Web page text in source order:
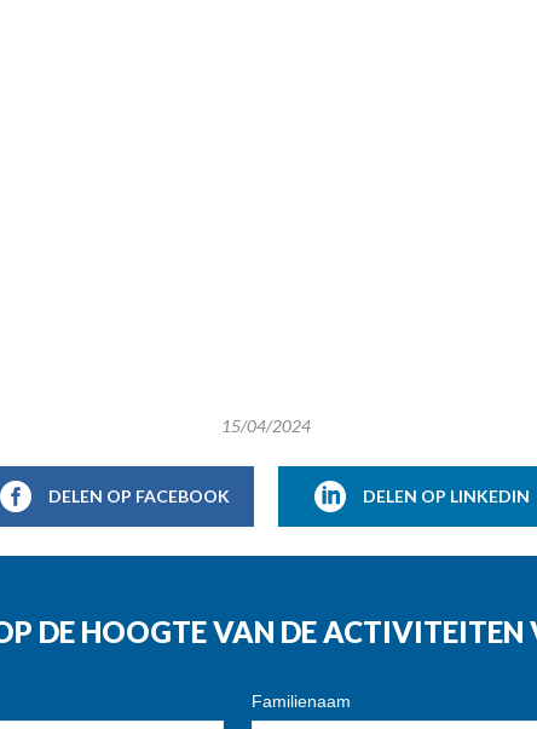
15/04/2024
DELEN OP FACEBOOK DELEN OP LINKEDIN
DE HOOGTE VAN DE
Familienaam